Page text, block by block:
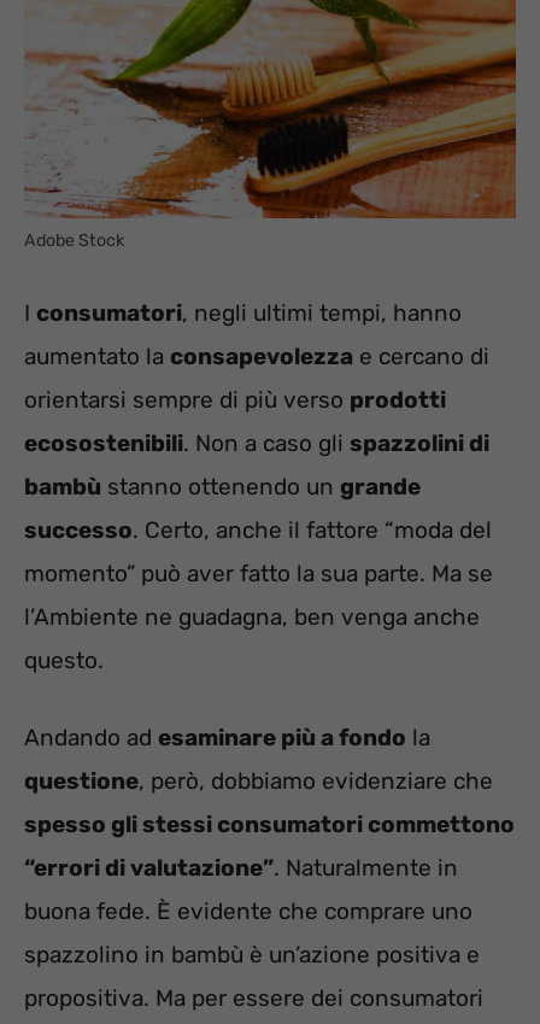
Adobe Stock
I consumatori, negli ultimi tempi, hanno
aumentato la consapevolezza e cercano di
orientarsi sempre di più verso prodotti
ecosostenibili. Non a caso gli spazzolini di
bambù stanno ottenendo un grande
successo. Certo, anche il fattore “moda del
momento” può aver fatto la sua parte. Ma se
l’Ambiente ne guadagna, ben venga anche
questo.
Andando ad esaminare più a fondo la
questione, però, dobbiamo evidenziare che
spesso gli stessi consumatori commettono
“errori di valutazione”. Naturalmente in
buona fede. È evidente che comprare uno
spazzolino in bambù è un’azione positiva e
propositiva. Ma per essere dei consumatori